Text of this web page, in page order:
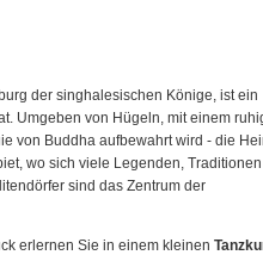
der singhalesischen Könige, ist ein
Umgeben von Hügeln, mit einem
von Buddha aufbewahrt wird - die
wo sich viele Legenden, Traditionen
sind das Zentrum der
erlernen Sie in einem kleinen